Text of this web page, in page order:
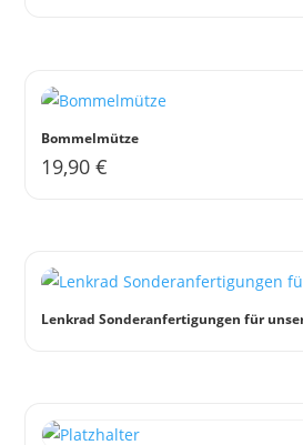
Bommelmütze
19,90€
Lenkrad Sonderanfertigungen für